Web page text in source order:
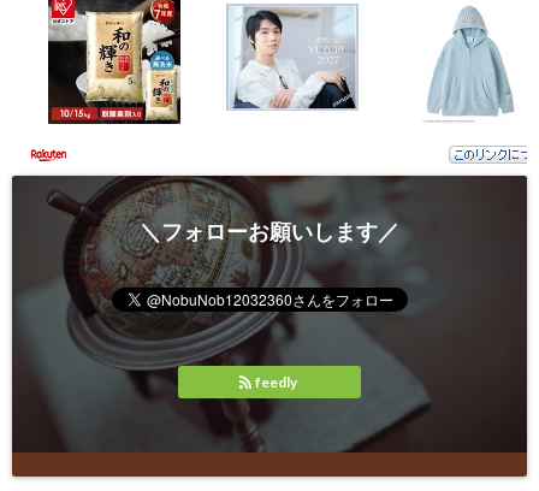
＼フォローお願いします／
feedly